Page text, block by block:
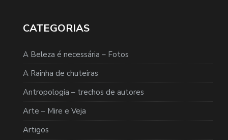
CATEGORIAS
A Beleza é necessária – Fotos
A Rainha de chuteiras
Antropologia – trechos de autores
Arte – Mire e Veja
Artigos